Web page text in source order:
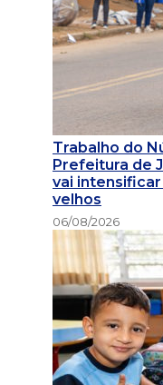
Trabalho do
Prefeitura de
vai
velhos
06/08/2026